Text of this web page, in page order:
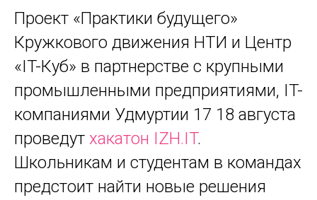
Проект «Практики будущего»
Кружкового движения НТИ и Центр
«IT-Куб» в партнерстве с крупными
промышленными предприятиями, IT-
компаниями Удмуртии 17 18 августа
проведут хакатон IZH.IT.
Школьникам и студентам в командах
предстоит найти новые решения